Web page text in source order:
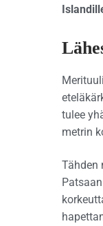
tulee
metrin
Tähden